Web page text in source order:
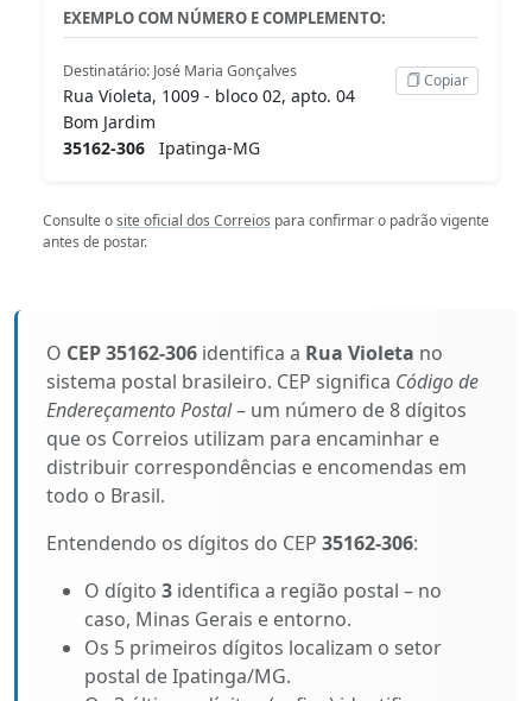
EXEMPLO COM NÚMERO E COMPLEMENTO:
Destinatário: José Maria Gonçalves
Rua Violeta, 1009 - bloco 02, apto. 04
Bom Jardim
35162-306 Ipatinga-MG
Copiar
Consulte osite oficial dos Correios para confirmar o padrão vigente
antes de postar.
O CEP 35162-306 identifica a Rua Violeta no
sistema postal brasileiro. CEP significa Código de
Endereçamento Postal– um número de 8 dígitos
que os Correios utilizam para encaminhar e
distribuir correspondências e encomendas em
todo o Brasil.
Entendendo os dígitos do CEP 35162-306:
O dígito 3 identifica a região postal – no
caso, Minas Gerais e entorno.
Os 5 primeiros dígitos localizam o setor
postal de Ipatinga/MG.